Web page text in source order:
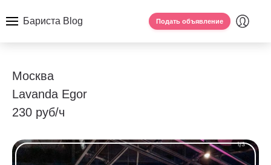
Бариста Blog Подать объявление
Москва
Lavanda Egor
230 руб/ч